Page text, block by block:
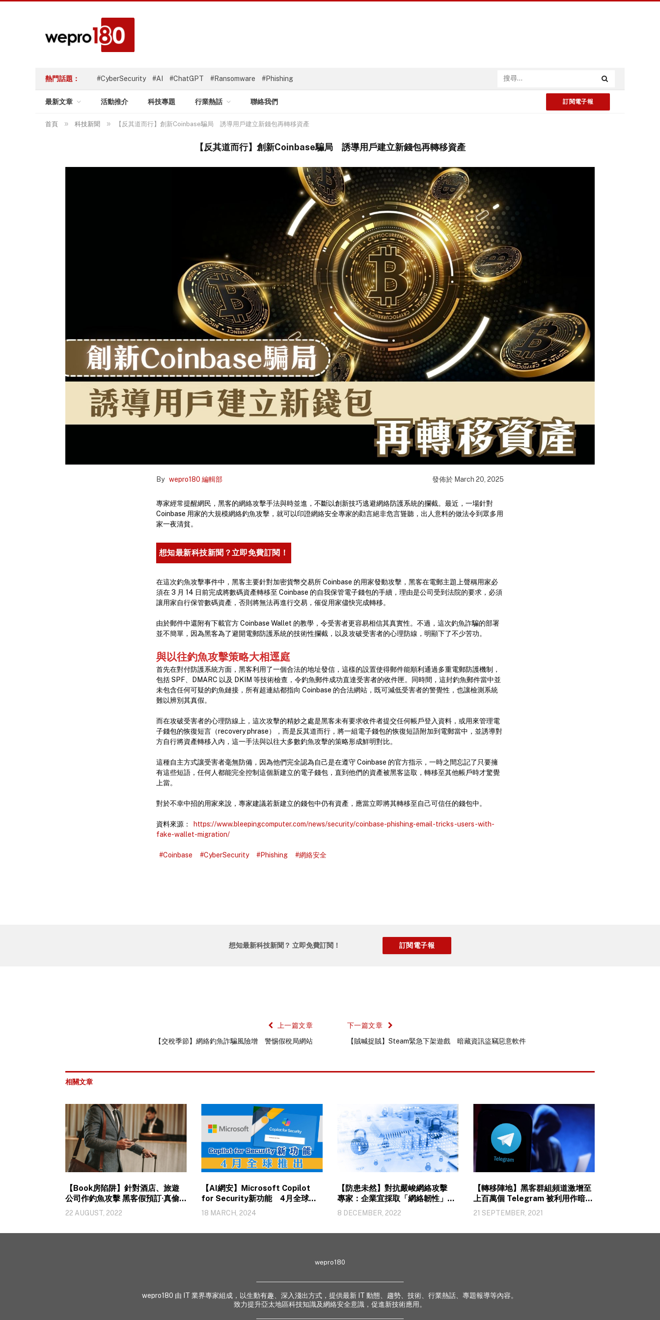
熱門話題： #CyberSecurity #AI #ChatGPT #Ransomware #Phishing
最新文章 活動推介 科技專題 行業熱話 聯絡我們 訂閱電子報
首頁 » 科技新聞 » 【反其道而行】創新Coinbase騙局 誘導用戶建立新錢包再轉移資產
【反其道而行】創新Coinbase騙局 誘導用戶建立新錢包再轉移資產
By wepro180 編輯部 發佈於 March 20, 2025
專家經常提醒網民，黑客的網絡攻擊手法與時並進，不斷以創新技巧逃避網絡防護系統的攔截。最近，一場針對
Coinbase 用家的大規模網絡釣魚攻擊，就可以印證網絡安全專家的勸言絕非危言聳聽，出人意料的做法令到眾多用
家一夜清貧。
想知最新科技新聞？立即免費訂閱！
在這次釣魚攻擊事件中，黑客主要針對加密貨幣交易所 Coinbase 的用家發動攻擊，黑客在電郵主題上聲稱用家必
須在 3 月 14 日前完成將數碼資產轉移至 Coinbase 的自我保管電子錢包的手續，理由是公司受到法院的要求，必須
讓用家自行保管數碼資產，否則將無法再進行交易，催促用家儘快完成轉移。
由於郵件中還附有下載官方 Coinbase Wallet 的教學，令受害者更容易相信其真實性。不過，這次釣魚詐騙的部署
並不簡單，因為黑客為了避開電郵防護系統的技術性攔截，以及攻破受害者的心理防線，明顯下了不少苦功。
與以往釣魚攻擊策略大相逕庭
首先在對付防護系統方面，黑客利用了一個合法的地址發信，這樣的設置使得郵件能順利通過多重電郵防護機制，
包括 SPF、DMARC 以及 DKIM 等技術檢查，令釣魚郵件成功直達受害者的收件匣。同時間，這封釣魚郵件當中並
未包含任何可疑的釣魚鏈接，所有超連結都指向 Coinbase 的合法網站，既可減低受害者的警覺性，也讓檢測系統
難以辨別其真假。
而在攻破受害者的心理防線上，這次攻擊的精妙之處是黑客未有要求收件者提交任何帳戶登入資料，或用來管理電
子錢包的恢復短言（recovery phrase），而是反其道而行，將一組電子錢包的恢復短語附加到電郵當中，並誘導對
方自行將資產轉移入內，這一手法與以往大多數釣魚攻擊的策略形成鮮明對比。
這種自主方式讓受害者毫無防備，因為他們完全認為自己是在遵守 Coinbase 的官方指示，一時之間忘記了只要擁
有這些短語，任何人都能完全控制這個新建立的電子錢包，直到他們的資產被黑客盜取，轉移至其他帳戶時才驚覺
上當。
對於不幸中招的用家來說，專家建議若新建立的錢包中仍有資產，應當立即將其轉移至自己可信任的錢包中。
資料來源：
https://www.bleepingcomputer.com/news/security/coinbase-phishing-email-tricks-users-with-
fake-wallet-migration/
#Coinbase #CyberSecurity #Phishing #網絡安全
想知最新科技新聞？ 立即免費訂閱！
上一篇文章
【交稅季節】網絡釣魚詐騙風險增 警惕假稅局網站
下一篇文章
【賊喊捉賊】Steam緊急下架遊戲 暗藏資訊盜竊惡意軟件
相關文章
【Book房陷阱】針對酒店、旅遊
公司作釣魚攻擊 黑客假預訂·真偷
錢
22 AUGUST, 2022
【AI網安】Microsoft Copilot
for Security新功能 4月全球推
出
18 MARCH, 2024
【防患未然】對抗嚴峻網絡攻擊
專家：企業宜採取「網絡韌性」策
略
8 DECEMBER, 2022
【轉移陣地】黑客群組頻道激增至
上百萬個 Telegram 被利用作暗網
基地
21 SEPTEMBER, 2021
wepro180
wepro180 由 IT 業界專家組成，以生動有趣、深入淺出方式，提供最新 IT 動態、趨勢、技術、行業熱話、專題報導等內容。
致力提升亞太地區科技知識及網絡安全意識，促進新技術應用。